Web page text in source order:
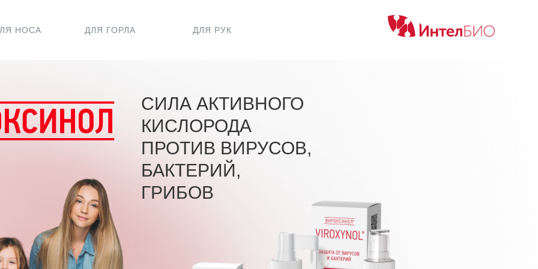
НОСА ДЛЯ ГОРЛА ДЛЯ РУК
СИЛА АКТИВНОГО
КИСЛОРОДА
ПРОТИВ ВИРУСОВ,
БАКТЕРИЙ,
ГРИБОВ